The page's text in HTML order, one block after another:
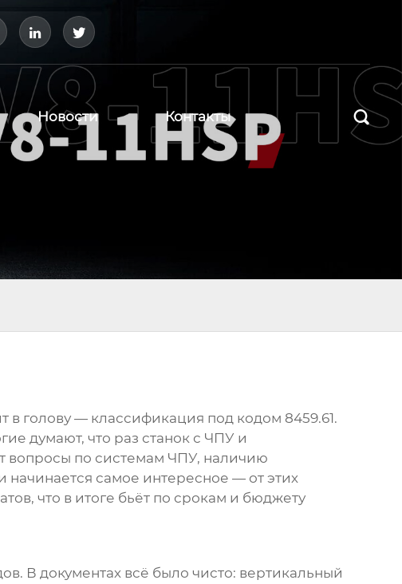
 
Новости Контакты 
голову — классификация под кодом 8459.61.
думают, что раз станок с ЧПУ и
вопросы по системам ЧПУ, наличию
начинается самое интересное — от этих
что в итоге бьёт по срокам и бюджету
В документах всё было чисто: вертикальный